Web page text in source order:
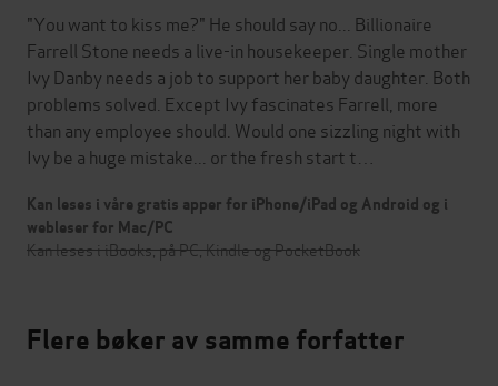
"You want to kiss me?" He should say no... Billionaire
Farrell Stone needs a live-in housekeeper. Single mother
Ivy Danby needs a job to support her baby daughter. Both
problems solved. Except Ivy fascinates Farrell, more
than any employee should. Would one sizzling night with
Ivy be a huge mistake... or the fresh start t…
Kan leses i våre gratis apper for iPhone/iPad og Android og i
webleser for Mac/PC
Kan leses i iBooks, på PC, Kindle og PocketBook
Flere bøker av samme forfatter